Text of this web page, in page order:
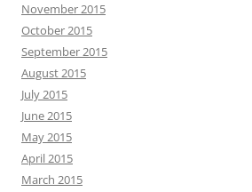
November 2015
October 2015
September 2015
August 2015
July 2015
June 2015
May 2015
April 2015
March 2015